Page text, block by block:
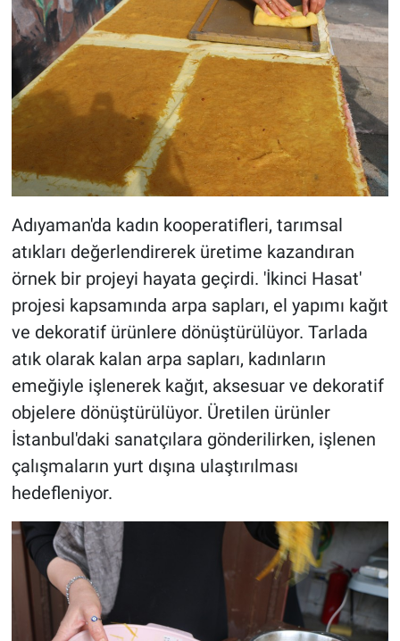
Adıyaman'da kadın kooperatifleri, tarımsal
atıkları değerlendirerek üretime kazandıran
örnek bir projeyi hayata geçirdi. 'İkinci Hasat'
projesi kapsamında arpa sapları, el yapımı kağıt
ve dekoratif ürünlere dönüştürülüyor. Tarlada
atık olarak kalan arpa sapları, kadınların
emeğiyle işlenerek kağıt, aksesuar ve dekoratif
objelere dönüştürülüyor. Üretilen ürünler
İstanbul'daki sanatçılara gönderilirken, işlenen
çalışmaların yurt dışına ulaştırılması
hedefleniyor.